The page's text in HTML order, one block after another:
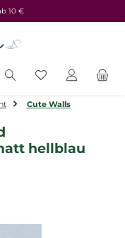
10 €
Du hast 0
Cute Walls
hellblau